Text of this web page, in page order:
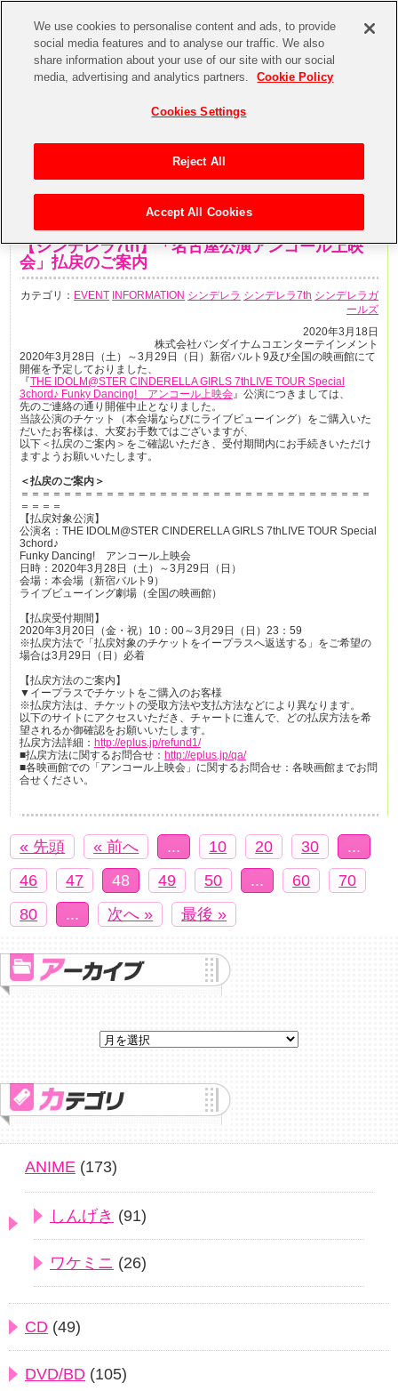
【シンデレラ7th】「名古屋公演アンコール上映
会」払戻のご案内
カテゴリ： EVENT INFORMATION シンデレラ シンデレラ7th シンデレラガ
ールズ
2020年3月18日
株式会社バンダイナムコエンターテインメント
2020年3月28日（土）～3月29日（日）新宿バルト9及び全国の映画館にて
開催を予定しておりました、
『THE IDOLM@STER CINDERELLA GIRLS 7thLIVE TOUR Special
3chord♪ Funky Dancing! アンコール上映会』公演につきましては、
先のご連絡の通り開催中止となりました。
当該公演のチケット（本会場ならびにライブビューイング）をご購入いた
だいたお客様は、大変お手数ではございますが、
以下＜払戻のご案内＞をご確認いただき、受付期間内にお手続きいただけ
ますようお願いいたします。
＜払戻のご案内＞
＝＝＝＝＝＝＝＝＝＝＝＝＝＝＝＝＝＝＝＝＝＝＝＝＝＝＝＝＝＝＝＝＝
＝＝＝＝
【払戻対象公演】
公演名：THE IDOLM@STER CINDERELLA GIRLS 7thLIVE TOUR Special
3chord♪
Funky Dancing! アンコール上映会
日時：2020年3月28日（土）～3月29日（日）
会場：本会場（新宿バルト9）
ライブビューイング劇場（全国の映画館）
【払戻受付期間】
2020年3月20日（金・祝）10：00～3月29日（日）23：59
※払戻方法で「払戻対象のチケットをイープラスへ返送する」をご希望の
場合は3月29日（日）必着
【払戻方法のご案内】
▼イープラスでチケットをご購入のお客様
※払戻方法は、チケットの受取方法や支払方法などにより異なります。
以下のサイトにアクセスいただき、チャートに進んで、どの払戻方法を希
望されるか御確認をお願いいたします。
払戻方法詳細： http://eplus.jp/refund1/
■払戻方法に関するお問合せ： http://eplus.jp/qa/
■各映画館での「アンコール上映会」に関するお問合せ：各映画館までお問
合せください。
« 先頭 « 前へ ... 10 20 30
...
46
47 48 49 50 ... 60
70
80
... 次へ » 最後 »
ANIME (173)
しんげき (91)
ワケミニ (26)
CD (49)
DVD/BD (105)
We use cookies to personalise content and ads, to provide
social media features and to analyse our traffic. We also
share information about your use of our site with our social
media, advertising and analytics partners.
Cookie Policy
Cookies Settings
Reject All
Accept All Cookies